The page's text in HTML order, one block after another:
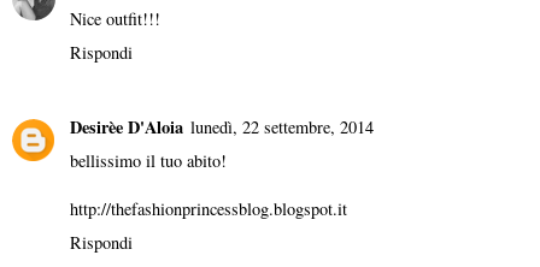
Nice outfit!!!
Rispondi
Desirèe D'Aloia lunedì, 22 settembre, 2014
bellissimo il tuo abito!
http://thefashionprincessblog.blogspot.it
Rispondi